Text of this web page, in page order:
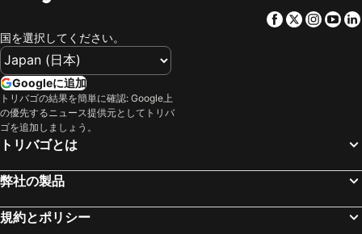
Hotel Reytan
Motel One Warsaw-Chopin
リージェント ワルシャワ ホテル
Holiday Inn Express Warsaw - The HUB by IHG
Holiday Inn Warsaw City Centre By Ihg
Renaissance Warsaw Airport Hotel
Best Western Plus Hotel Rzeszów City Center
Hotel Witkowski
Warsaw Presidential Hotel
Moxy Warsaw City
Warsaw Plaza Hotel
Facebook
Twitter
国を選択してください。
Googleに追加
トリバゴの結果を簡単に確認: Google上
の優先するニュース提供元としてトリバ
ゴを追加しましょう。
トリバゴとは
弊社の製品
規約とポリシー